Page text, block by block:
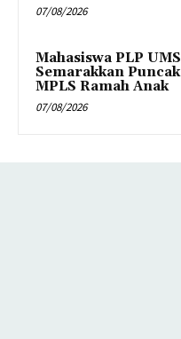
07/08/2026
Mahasiswa PLP UMS
Semarakkan Puncak
MPLS Ramah Anak
07/08/2026